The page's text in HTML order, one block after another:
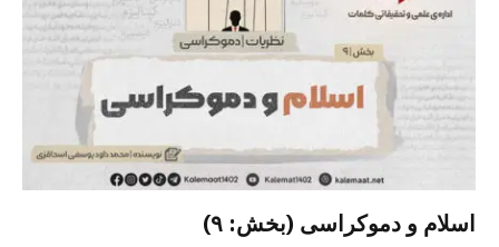
اسلام و دموکراسی (بخش: ۹)